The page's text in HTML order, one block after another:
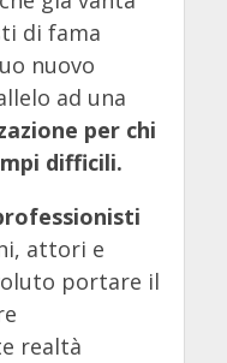
di fama
nuovo
ad una
per chi
difficili.
attori e
portare il
realtà